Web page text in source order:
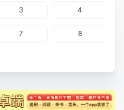
3 4
7 8